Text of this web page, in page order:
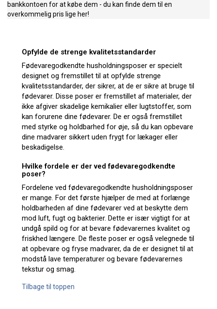
bankkontoen for at købe dem - du kan finde dem til en
overkommelig pris lige her!
Opfylde de strenge kvalitetsstandarder
Fødevaregodkendte husholdningsposer er specielt
designet og fremstillet til at opfylde strenge
kvalitetsstandarder, der sikrer, at de er sikre at bruge til
fødevarer. Disse poser er fremstillet af materialer, der
ikke afgiver skadelige kemikalier eller lugtstoffer, som
kan forurene dine fødevarer. De er også fremstillet
med styrke og holdbarhed for øje, så du kan opbevare
dine madvarer sikkert uden frygt for lækager eller
beskadigelse.
Hvilke fordele er der ved fødevaregodkendte
poser?
Fordelene ved fødevaregodkendte husholdningsposer
er mange. For det første hjælper de med at forlænge
holdbarheden af dine fødevarer ved at beskytte dem
mod luft, fugt og bakterier. Dette er især vigtigt for at
undgå spild og for at bevare fødevarernes kvalitet og
friskhed længere. De fleste poser er også velegnede til
at opbevare og fryse madvarer, da de er designet til at
modstå lave temperaturer og bevare fødevarernes
tekstur og smag.
Tilbage til toppen